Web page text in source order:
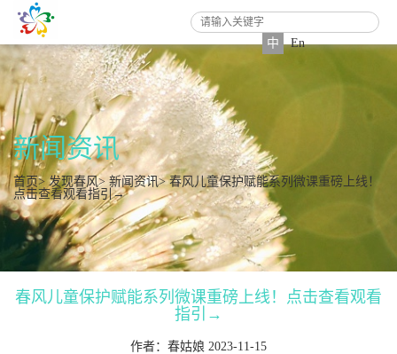
中 En
新闻资讯
首页>发现春风> 新闻资讯> 春风儿童保护赋能系列微课重磅上线！
点击查看观看指引→
春风儿童保护赋能系列微课重磅上线！点击查看观看
指引→
作者：春姑娘 2023-11-15